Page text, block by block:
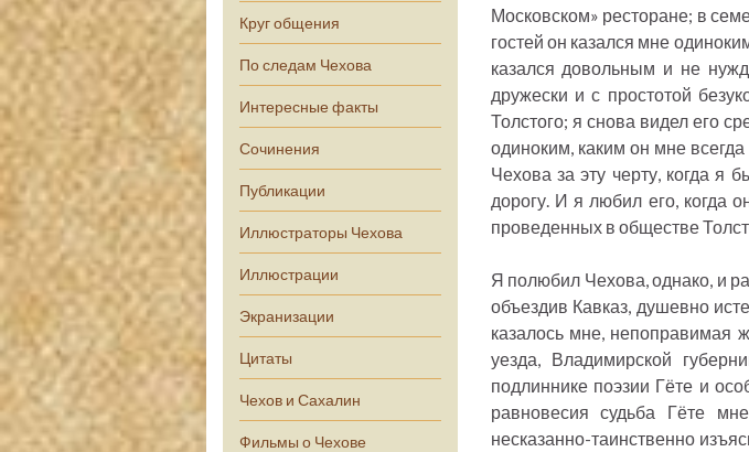
Круг общения
По следам Чехова
Интересные факты
Сочинения
Публикации
Иллюстраторы Чехова
Иллюстрации
Экранизации
Цитаты
Чехов и Сахалин
Фильмы о Чехове
Московском» ресторане; в
гостей он казался мне
казался довольным и не
дружески и с простотой
Толстого; я снова видел его
одиноким, каким он мне
Чехова за эту черту, когда я
дорогу. И я любил его, когда
проведенных в обществе
Я полюбил Чехова, однако, и
объездив Кавказ, душевно
казалось мне, непоправимая
уезда, Владимирской
подлиннике поэзии Гёте и
равновесия судьба Гёте
несказанно-таинственно